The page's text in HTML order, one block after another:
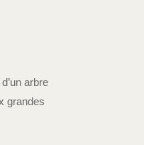
arbre
grandes